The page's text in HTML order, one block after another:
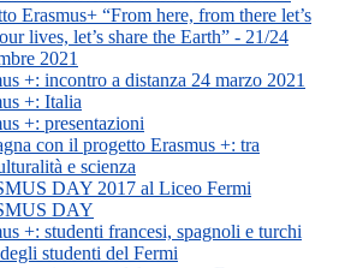
Erasmus+ “From here, from there let’s
lives, let’s share the Earth” - 21/24
2021
+: incontro a distanza 24 marzo 2021
+: Italia
+: presentazioni
con il progetto Erasmus +: tra
e scienza
DAY 2017 al Liceo Fermi
DAY
+: studenti francesi, spagnoli e turchi
studenti del Fermi